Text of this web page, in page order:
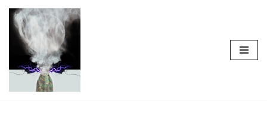
Ga
naar
inhoud